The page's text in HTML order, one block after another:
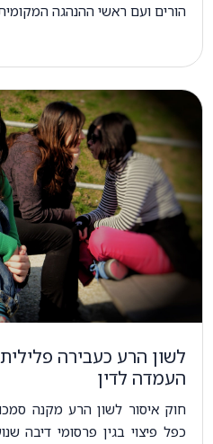
הורים ועם ראשי ההנהגה
לשון הרע כעבירה
העמדה לדין
חוק איסור לשון הרע מקנה
כפל פיצוי בגין פרסומי דיבה